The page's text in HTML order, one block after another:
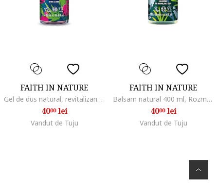
FAITH IN NATURE
Gel de dus natural, revitalizant, cu fructul dragonului, 400 ml
4000lei
Vandut de Tuju
FAITH IN NATURE
Balsam natural 400 ml, Rozmarin
4000lei
Vandut de Tuju